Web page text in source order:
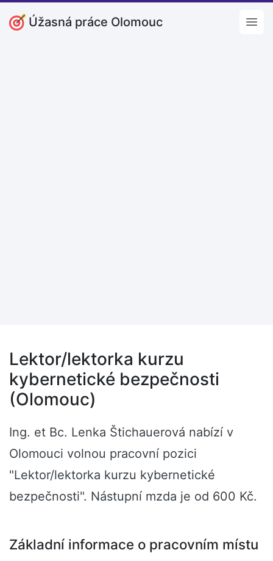
Úžasná práce Olomouc
Lektor/lektorka kurzu
kybernetické bezpečnosti
(Olomouc)
Ing. et Bc. Lenka Štichauerová nabízí v
Olomouci volnou pracovní pozici
"Lektor/lektorka kurzu kybernetické
bezpečnosti". Nástupní mzda je od 600 Kč.
Základní informace o pracovním místu